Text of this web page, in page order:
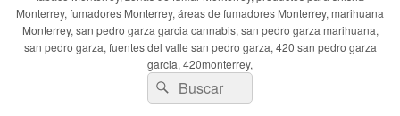
Monterrey, fumadores Monterrey, áreas de fumadores Monterrey, marihuana
Monterrey, san pedro garza garcia cannabis, san pedro garza marihuana,
san pedro garza, fuentes del valle san pedro garza, 420 san pedro garza
garcia, 420monterrey,
Buscar
por:
Buscar